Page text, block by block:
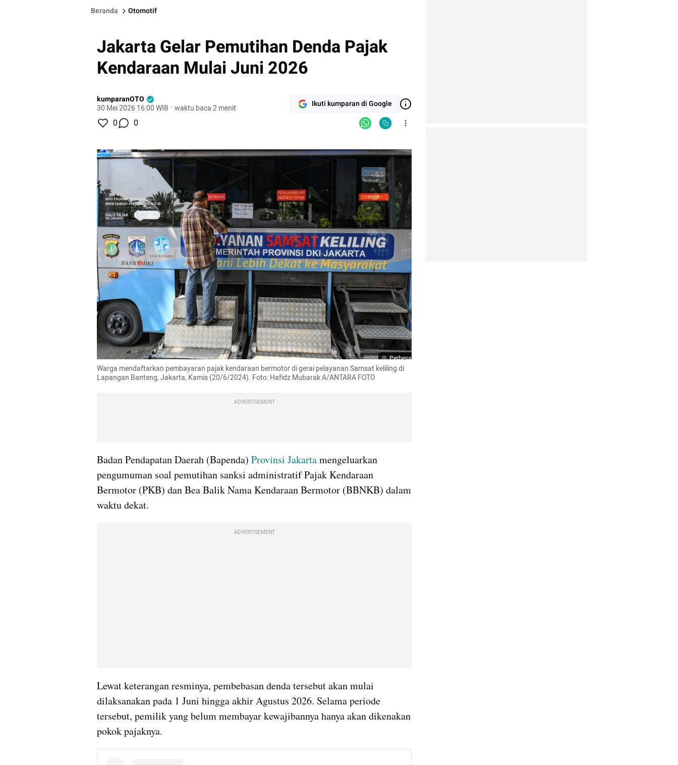
Beranda Otomotif
Jakarta Gelar Pemutihan Denda Pajak
Kendaraan Mulai Juni 2026
kumparanOTO
30 Mei 2026 16:00 WIB · waktu baca 2 menit Ikuti kumparan di Google
0 0
Perbesar
Warga mendaftarkan pembayaran pajak kendaraan bermotor di gerai pelayanan Samsat keliling di
Lapangan Banteng, Jakarta, Kamis (20/6/2024). Foto: Hafidz Mubarak A/ANTARA FOTO
ADVERTISEMENT
Badan Pendapatan Daerah (Bapenda) Provinsi Jakarta mengeluarkan
pengumuman soal pemutihan sanksi administratif Pajak Kendaraan
Bermotor (PKB) dan Bea Balik Nama Kendaraan Bermotor (BBNKB) dalam
waktu dekat.
ADVERTISEMENT
Lewat keterangan resminya, pembebasan denda tersebut akan mulai
dilaksanakan pada 1 Juni hingga akhir Agustus 2026. Selama periode
tersebut, pemilik yang belum membayar kewajibannya hanya akan dikenakan
pokok pajaknya.